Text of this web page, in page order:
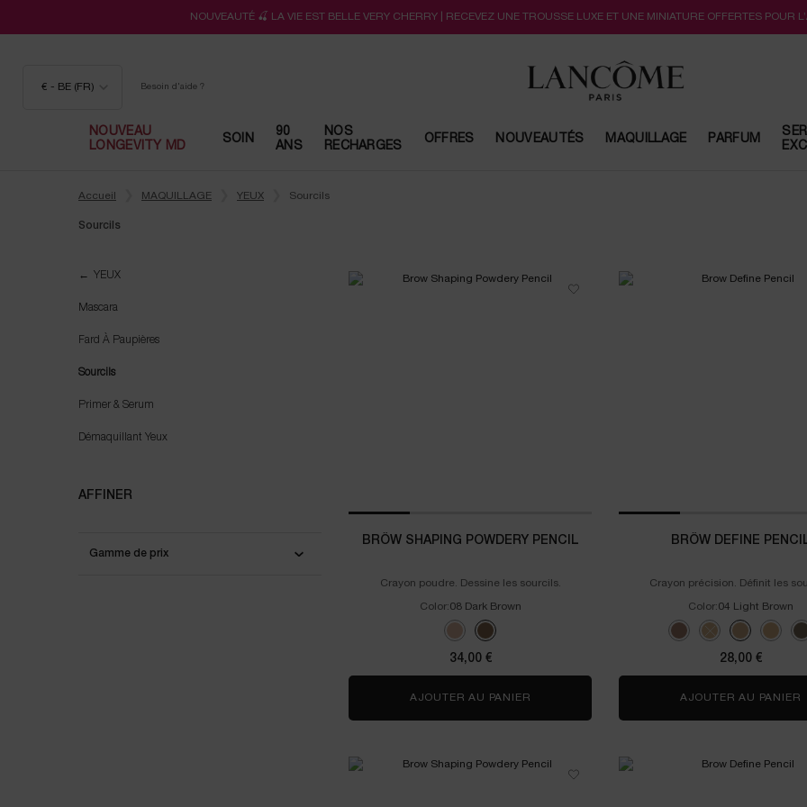
NOUVEAUTÉ 🍒 LA VIE EST BELLE VERY CHERRY | RECEVEZ UNE TROUSSE LUXE ET UNE MINIATURE OFFERTES POUR
€ - BE (FR) Besoin d'aide ?
NOUVEAU
LONGEVITY MD
SOIN
90
ANS
NOS
RECHARGES
OFFRES NOUVEAUTÉS MAQUILLAGE PARFUM
Accueil
MAQUILLAGE YEUX Sourcils
Sourcils
YEUX
Mascara
Fard À Paupières
Sourcils
Primer & Serum
Démaquillant Yeux
AFFINER
Gamme de prix
BRÔW SHAPING POWDERY PENCIL
Crayon poudre. Dessine les sourcils.
Color:08 Dark Brown
for Brôw Shaping Powdery Pencil
Selected
Couleur 02 Dark Blonde pour Brôw Shaping Powdery Pencil, 1 de 2
Selected
Couleur 08 Dark Brown pour Brôw Shaping Powdery Pencil, 2 de
34,00 €
AJOUTER AU PANIER BRÔW SHAPING POWDERY PENCIL
BRÔW DEFINE
Crayon précision. Définit les
Color:04 Light Brown
for Brôw Define
Selected
Couleur 07 Belle de
Selected
La variation de
Selected
Couleur 04
28,00 €
AJOUTER AU PANIER